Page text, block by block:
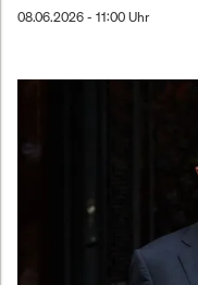
08.06.2026 - 11:00 Uhr